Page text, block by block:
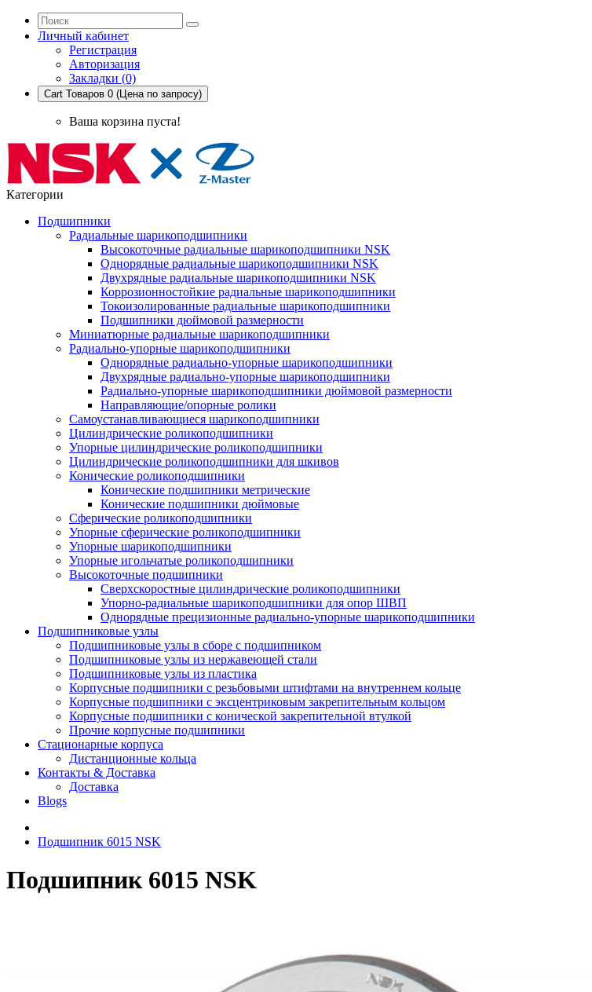
Личный кабинет
Регистрация
Авторизация
Закладки (0)
Cart Товаров 0 (Цена по запросу)
Ваша корзина пуста!
Категории
Подшипники
Радиальные шарикоподшипники
Высокоточные радиальные шарикоподшипники NSK
Однорядные радиальные шарикоподшипники NSK
Двухрядные радиальные шарикоподшипники NSK
Коррозионностойкие радиальные шарикоподшипники
Токоизолированные радиальные шарикоподшипники
Подшипники дюймовой размерности
Миниатюрные радиальные шарикоподшипники
Радиально-упорные шарикоподшипники
Однорядные радиально-упорные шарикоподшипники
Двухрядные радиально-упорные шарикоподшипники
Радиально-упорные шарикоподшипники дюймовой размерности
Направляющие/опорные ролики
Самоустанавливающиеся шарикоподшипники
Цилиндрические роликоподшипники
Упорные цилиндрические роликоподшипники
Цилиндрические роликоподшипники для шкивов
Конические роликоподшипники
Конические подшипники метрические
Конические подшипники дюймовые
Сферические роликоподшипники
Упорные сферические роликоподшипники
Упорные шарикоподшипники
Упорные игольчатые роликоподшипники
Высокоточные подшипники
Сверхскоростные цилиндрические роликоподшипники
Упорно-радиальные шарикоподшипники для опор ШВП
Однорядные прецизионные радиально-упорные шарикоподшипники
Подшипниковые узлы
Подшипниковые узлы в сборе с подшипником
Подшипниковые узлы из нержавеющей стали
Подшипниковые узлы из пластика
Корпусные подшипники с резьбовыми штифтами на внутреннем кольце
Корпусные подшипники с эксцентриковым закрепительным кольцом
Корпусные подшипники с конической закрепительной втулкой
Прочие корпусные подшипники
Стационарные корпуса
Дистанционные кольца
Контакты & Доставка
Доставка
Blogs
Подшипник 6015 NSK
Подшипник 6015 NSK